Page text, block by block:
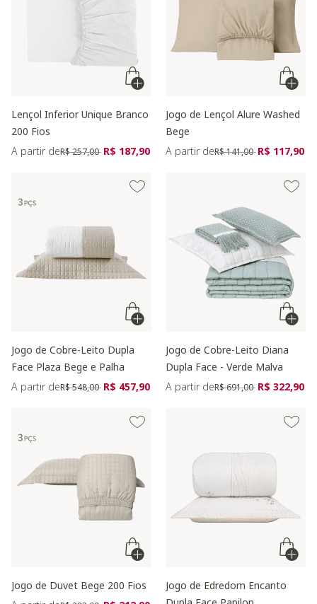
Lençol Inferior Unique Branco
200 Fios
A partir dePreço reduzido de
R$ 257,00 para
R$ 187,90
Jogo de Lençol Alure Washed
Bege
A partir dePreço reduzido de
R$ 141,00 para
R$ 117,90
Jogo de Cobre-Leito Dupla
Face Plaza Bege e Palha
A partir dePreço reduzido de
R$ 548,00 para
R$ 457,90
Jogo de Cobre-Leito Diana
Dupla Face - Verde Malva
A partir dePreço reduzido de
R$ 691,00 para
R$ 322,90
Jogo de Duvet Bege 200 Fios
Jogo de Edredom Encanto